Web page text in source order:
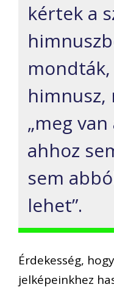
kértek a
mondták,
himnusz,
„meg van
ahhoz
sem
lehet”.
Érdekesség,
jelképeinkhez